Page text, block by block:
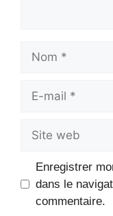
Nom
Site
Enregistrer
dans le
commentaire.